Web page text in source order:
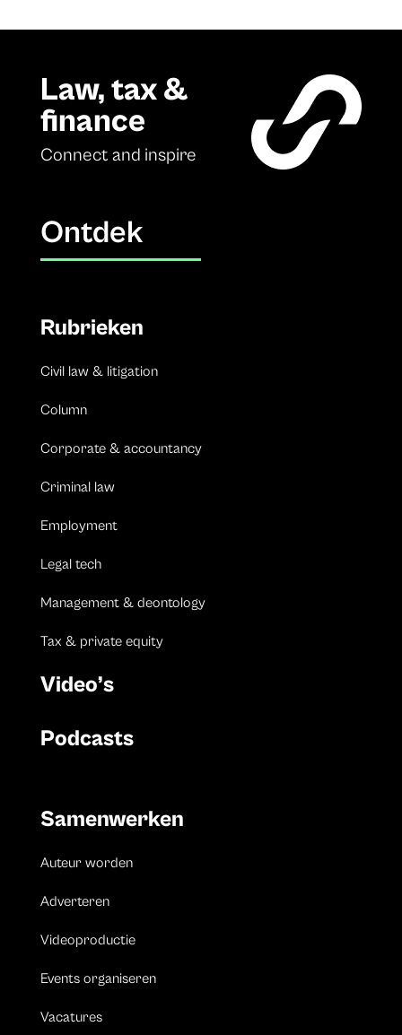
Law, tax &
finance
Connect and inspire
Ontdek
Rubrieken
Civil law & litigation
Column
Corporate & accountancy
Criminal law
Employment
Legal tech
Management & deontology
Tax & private equity
Video’s
Podcasts
Samenwerken
Auteur worden
Adverteren
Videoproductie
Events organiseren
Vacatures